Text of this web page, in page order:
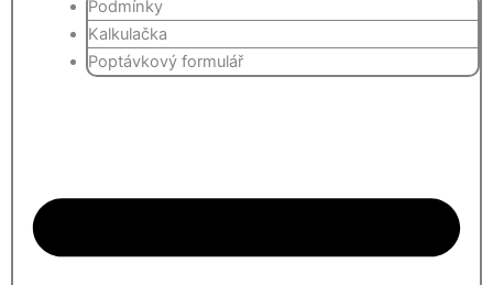
Podmínky
Kalkulačka
Poptávkový formulář